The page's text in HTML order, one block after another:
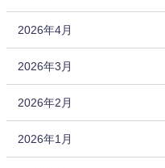
2026年4月
2026年3月
2026年2月
2026年1月